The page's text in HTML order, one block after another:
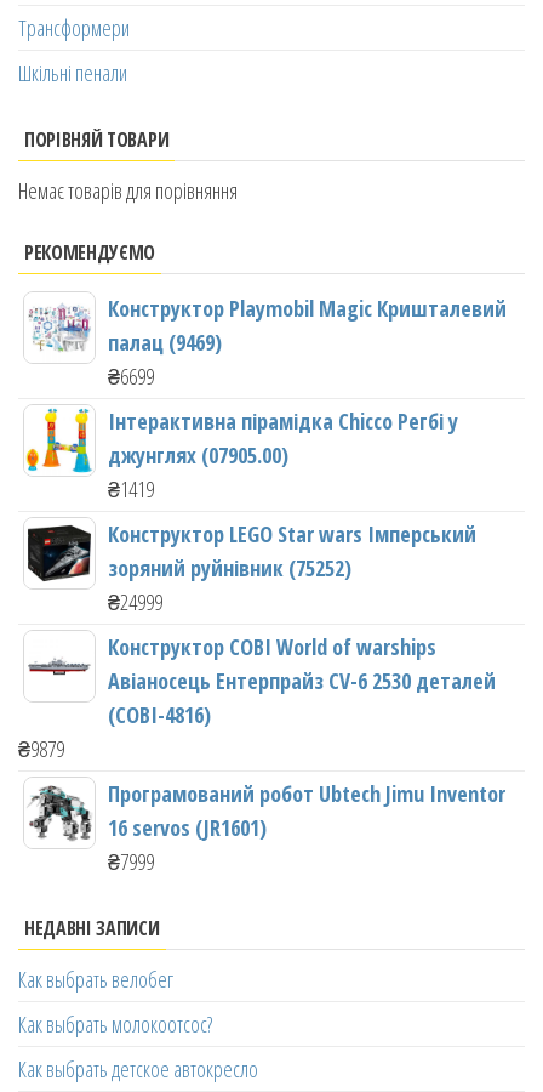
Трансформери
Шкільні пенали
ПОРІВНЯЙ ТОВАРИ
Немає товарів для порівняння
РЕКОМЕНДУЄМО
Конструктор Playmobil Magic Кришталевий
палац (9469)
₴6699
Інтерактивна пірамідка Chicco Регбі у
джунглях (07905.00)
₴1419
Конструктор LEGO Star wars Імперський
зоряний руйнівник (75252)
₴24999
Конструктор COBI World of warships
Авіаносець Ентерпрайз CV-6 2530 деталей
(COBI-4816)
₴9879
Програмований робот Ubtech Jimu Inventor
16 servos (JR1601)
₴7999
НЕДАВНІ ЗАПИСИ
Как выбрать велобег
Как выбрать молокоотсос?
Как выбрать детское автокресло